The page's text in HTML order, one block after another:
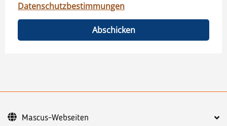
Datenschutzbestimmungen
Abschicken
Mascus-Webseiten